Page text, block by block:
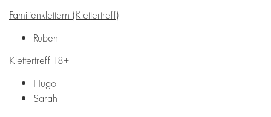
Familienklettern (Klettertreff)
Ruben
Klettertreff 18+
Hugo
Sarah